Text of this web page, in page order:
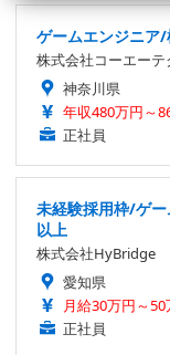
ゲームエンジニア
株式会社コーエー
神奈川県
年収480万円～
正社員
未経験採用枠/ゲ
以上
株式会社HyBridge
愛知県
月給30万円～50
正社員